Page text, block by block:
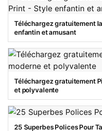
Téléchargez gratuitement
enfantin et amusant
Téléchargez gratuitement
et polyvalente
25 Superbes Polices Pour